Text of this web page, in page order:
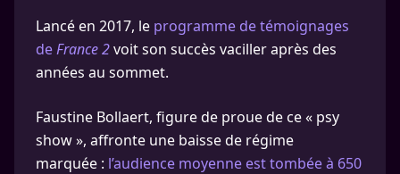
Lancé en 2017, le programme de témoignages
deFrance 2voit son succès vaciller après des
années au sommet.
Faustine Bollaert, figure de proue de ce « psy
show », affronte une baisse de régime
marquée : l’audience moyenne est tombée à 650